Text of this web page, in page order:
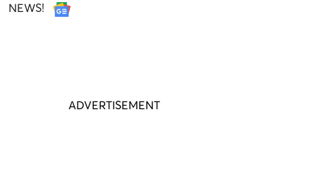
NEWS!